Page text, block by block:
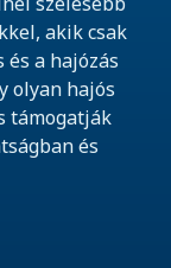
akik csak
a hajózás
olyan hajós
támogatják
és